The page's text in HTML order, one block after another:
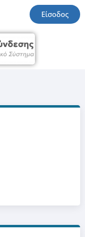
Είσοδος